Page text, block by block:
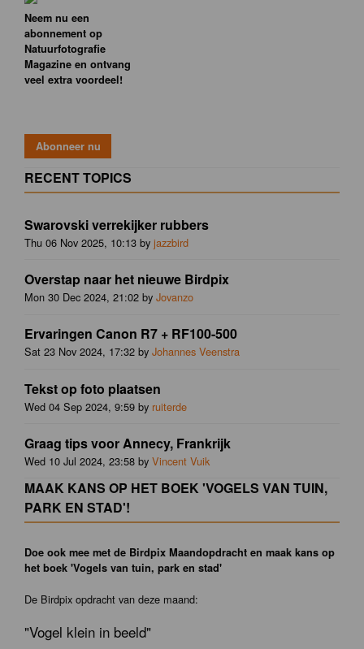
Neem nu een
abonnement op
Natuurfotografie
Magazine en ontvang
veel extra voordeel!
RECENT TOPICS
Swarovski verrekijker rubbers
Thu 06 Nov 2025, 10:13 by jazzbird
Overstap naar het nieuwe Birdpix
Mon 30 Dec 2024, 21:02 by Jovanzo
Ervaringen Canon R7 + RF100-500
Sat 23 Nov 2024, 17:32 by Johannes Veenstra
Tekst op foto plaatsen
Wed 04 Sep 2024, 9:59 by ruiterde
Graag tips voor Annecy, Frankrijk
Wed 10 Jul 2024, 23:58 by Vincent Vuik
MAAK KANS OP HET BOEK 'VOGELS VAN TUIN,
PARK EN STAD'!
Doe ook mee met de Birdpix Maandopdracht en maak kans op
het boek 'Vogels van tuin, park en stad'
De Birdpix opdracht van deze maand:
"Vogel klein in beeld"